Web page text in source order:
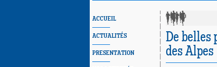
ACCUEIL
ACTUALITÉS
PRESENTATION
De belles
des Alpes